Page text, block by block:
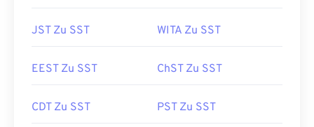
JST Zu SST WITA Zu SST
EEST Zu SST ChST Zu SST
CDT Zu SST PST Zu SST